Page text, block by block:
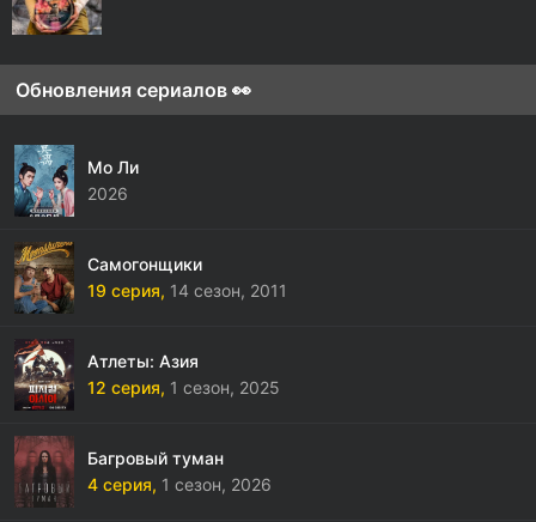
Обновления сериалов 👀
Мо Ли
2026
Самогонщики
19 серия, 14 сезон, 2011
Атлеты: Азия
12 серия, 1 сезон, 2025
Багровый туман
4 серия, 1 сезон, 2026